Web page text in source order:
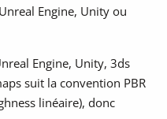
Engine, Unity ou
Engine, Unity, 3ds
suit la convention PBR
linéaire), donc